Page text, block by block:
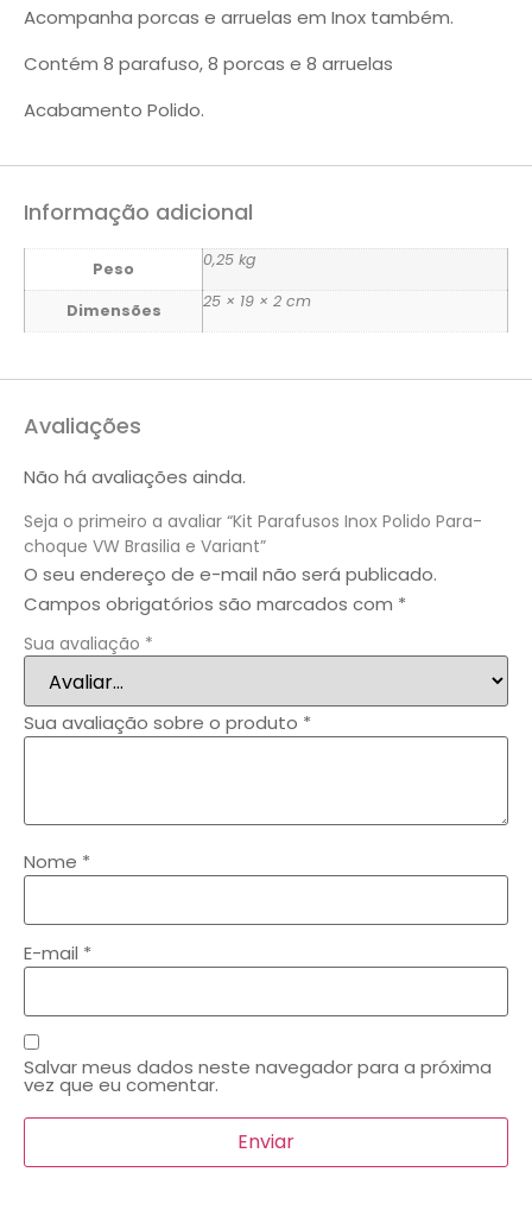
Acompanha porcas e arruelas em Inox também.
Contém 8 parafuso, 8 porcas e 8 arruelas
Acabamento Polido.
Informação adicional
Peso 0,25 kg
Dimensões 25 × 19 × 2 cm
Avaliações
Não há avaliações ainda.
Seja o primeiro a avaliar “Kit Parafusos Inox Polido Para-
choque VW Brasilia e Variant”
O seu endereço de e-mail não será publicado.
Campos obrigatórios são marcados com *
Sua avaliação *
Sua avaliação sobre o produto *
Nome *
E-mail *
Salvar meus dados neste navegador para a próxima
vez que eu comentar.